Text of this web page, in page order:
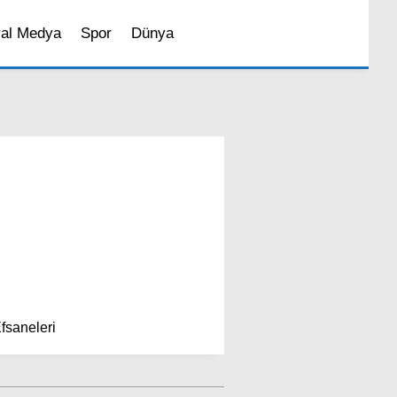
Medya Spor Dünya